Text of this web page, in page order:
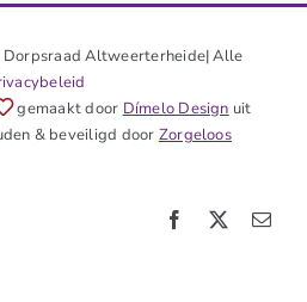
Altweerterheide| Alle
gemaakt door Dímelo Design uit
& beveiligd door Zorgeloos